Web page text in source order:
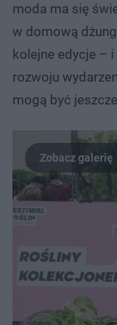
moda ma się
w domową
kolejne edycje –
rozwoju
mogą być